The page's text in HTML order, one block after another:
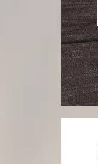
Très professionnel et surtout un rendez vous rapide pour un ramonage efficace